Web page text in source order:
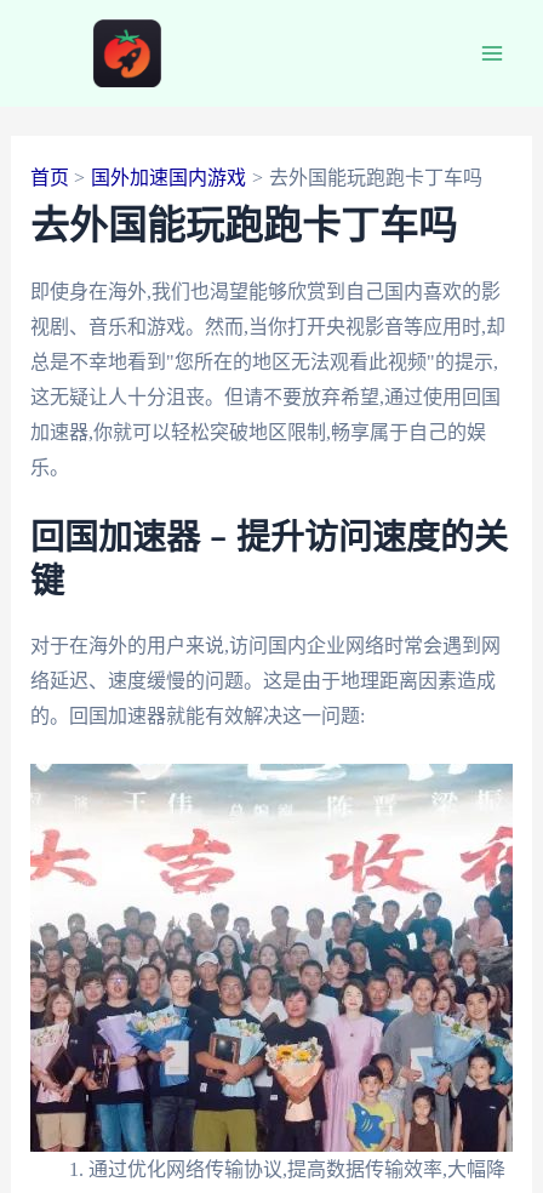
首页 国外加速国内游戏 去外国能玩跑跑卡丁车吗
去外国能玩跑跑卡丁车吗
即使身在海外,我们也渴望能够欣赏到自己国内喜欢的影
视剧、音乐和游戏。然而,当你打开央视影音等应用时,却
总是不幸地看到"您所在的地区无法观看此视频"的提示,
这无疑让人十分沮丧。但请不要放弃希望,通过使用回国
加速器,你就可以轻松突破地区限制,畅享属于自己的娱
乐。
回国加速器 – 提升访问速度的关
键
对于在海外的用户来说,访问国内企业网络时常会遇到网
络延迟、速度缓慢的问题。这是由于地理距离因素造成
的。回国加速器就能有效解决这一问题:
通过优化网络传输协议,提高数据传输效率,大幅降